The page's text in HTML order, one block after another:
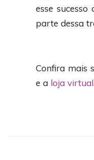
esse
parte dessa
Confira mais
e a loja virtual